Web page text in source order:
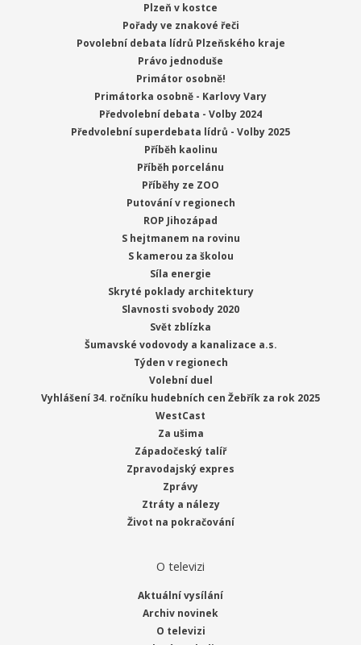
Plzeň v kostce
Pořady ve znakové řeči
Povolební debata lídrů Plzeňského kraje
Právo jednoduše
Primátor osobně!
Primátorka osobně - Karlovy Vary
Předvolební debata - Volby 2024
Předvolební superdebata lídrů - Volby 2025
Příběh kaolinu
Příběh porcelánu
Příběhy ze ZOO
Putování v regionech
ROP Jihozápad
S hejtmanem na rovinu
S kamerou za školou
Síla energie
Skryté poklady architektury
Slavnosti svobody 2020
Svět zblízka
Šumavské vodovody a kanalizace a.s.
Týden v regionech
Volební duel
Vyhlášení 34. ročníku hudebních cen Žebřík za rok 2025
WestCast
Za ušima
Západočeský talíř
Zpravodajský expres
Zprávy
Ztráty a nálezy
Život na pokračování
O televizi
Aktuální vysílání
Archiv novinek
O televizi